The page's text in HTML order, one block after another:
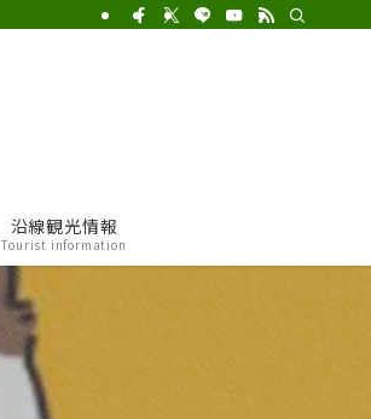
沿線観光情報
Tourist information